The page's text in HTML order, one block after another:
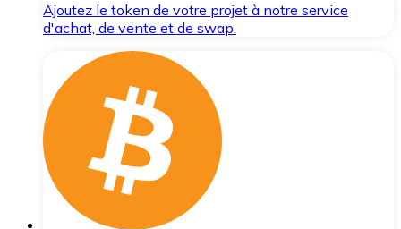
Ajoutez le token de votre projet à notre service
d'achat, de vente et de swap.